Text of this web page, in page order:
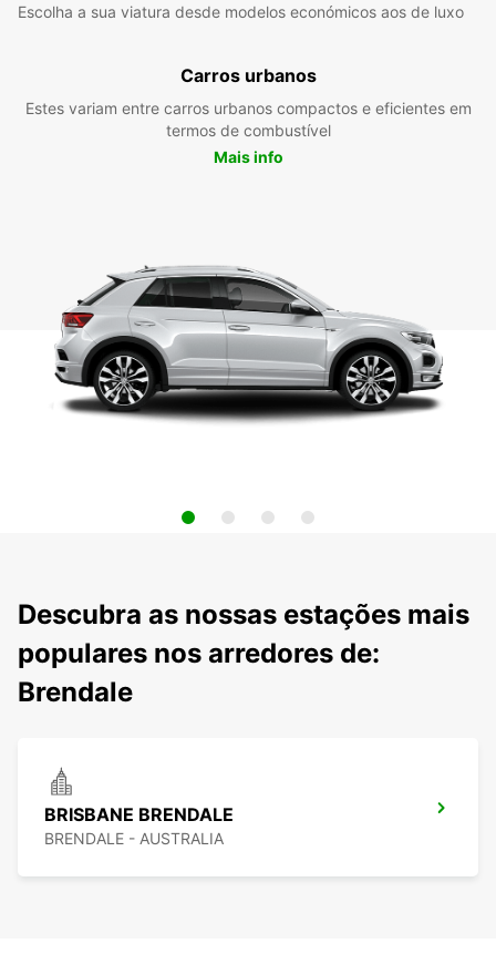
Escolha a sua viatura desde modelos económicos aos de luxo
Carros urbanos
Estes variam entre carros urbanos compactos e eficientes em
termos de combustível
Mais info
Descubra as nossas estações mais
populares nos arredores de:
Brendale
BRISBANE BRENDALE
BRENDALE - AUSTRALIA